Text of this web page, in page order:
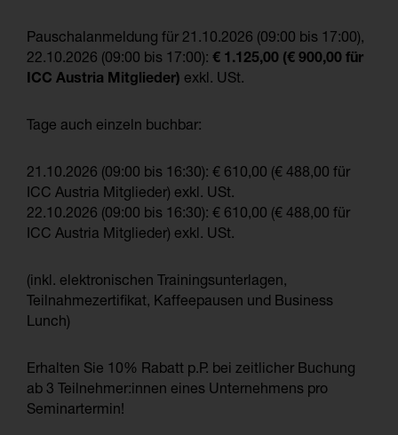
Pauschalanmeldung für 21.10.2026 (09:00 bis 17:00),
22.10.2026 (09:00 bis 17:00): € 1.125,00 (€ 900,00 für
ICC Austria Mitglieder) exkl. USt.
Tage auch einzeln buchbar:
21.10.2026 (09:00 bis 16:30): € 610,00 (€ 488,00 für
ICC Austria Mitglieder) exkl. USt.
22.10.2026 (09:00 bis 16:30): € 610,00 (€ 488,00 für
ICC Austria Mitglieder) exkl. USt.
(inkl. elektronischen Trainingsunterlagen,
Teilnahmezertifikat, Kaffeepausen und Business
Lunch)
Erhalten Sie 10% Rabatt p.P. bei zeitlicher Buchung
ab 3 Teilnehmer:innen eines Unternehmens pro
Seminartermin!